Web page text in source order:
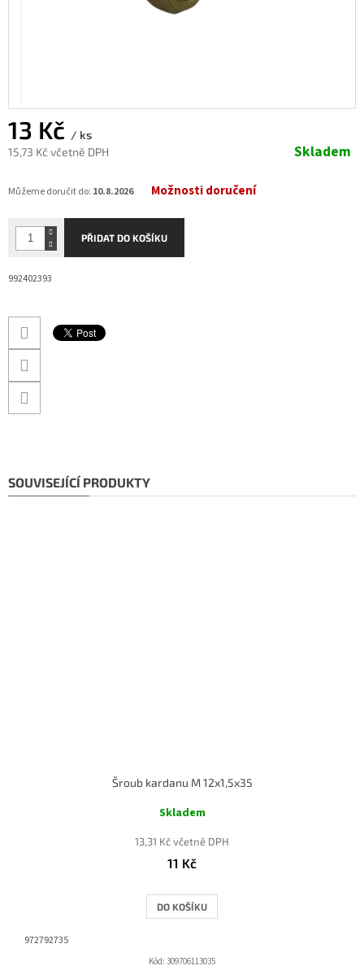
13 Kč / ks
15,73 Kč včetně DPH
cena:
Skladem
Můžeme doručit do: 10.8.2026 Možnosti doručení
PŘIDAT DO KOŠÍKU
992402393
SOUVISEJÍCÍ PRODUKTY
Šroub kardanu M 12x1,5x35
Skladem
13,31 Kč včetně DPH
11 Kč
DO KOŠÍKU
972792735
Kód: 309706113035